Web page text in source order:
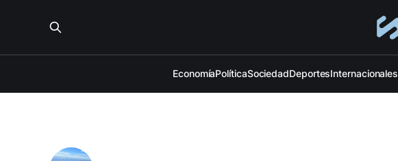
EconomíaPolíticaSociedadDeportesInternacionales